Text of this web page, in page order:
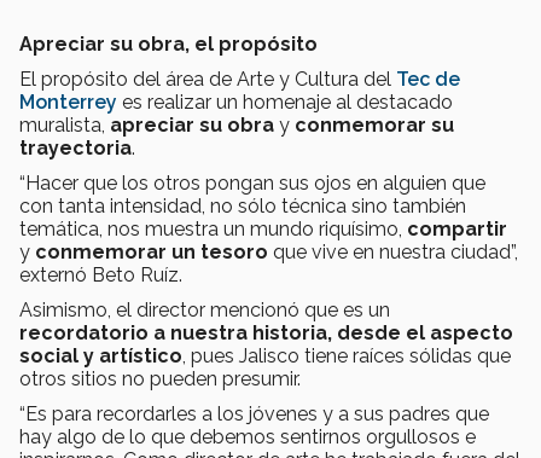
Apreciar su obra, el propósito
El propósito del área de Arte y Cultura del Tec de
Monterrey es realizar un homenaje al destacado
muralista, apreciar su obra y conmemorar su
trayectoria.
“Hacer que los otros pongan sus ojos en alguien que
con tanta intensidad, no sólo técnica sino también
temática, nos muestra un mundo riquísimo, compartir
y conmemorar un tesoro que vive en nuestra ciudad”,
externó Beto Ruíz.
Asimismo, el director mencionó que es un
recordatorio a nuestra historia, desde el aspecto
social y artístico , pues Jalisco tiene raíces sólidas que
otros sitios no pueden presumir.
“Es para recordarles a los jóvenes y a sus padres que
hay algo de lo que debemos sentirnos orgullosos e